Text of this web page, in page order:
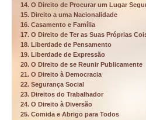
14. O Direito de Procurar um Lugar
15. Direito a uma Nacionalidade
16. Casamento e Família
17. O Direito de Ter as Suas Próprias
18. Liberdade de Pensamento
19. Liberdade de Expressão
20. O Direito de se Reunir Publicamente
21. O Direito à Democracia
22. Segurança Social
23. Direitos do Trabalhador
24. O Direito à Diversão
25. Comida e Abrigo para Todos